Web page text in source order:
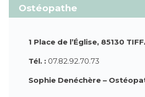
Ostéopathe
1 Place de l’Église, 85130
Tél. :07.82.92.70.73
Sophie Denéchère –